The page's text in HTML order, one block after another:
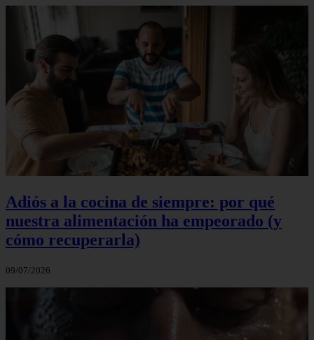
Adiós a la cocina de siempre: por qué
nuestra alimentación ha empeorado (y
cómo recuperarla)
09/07/2026